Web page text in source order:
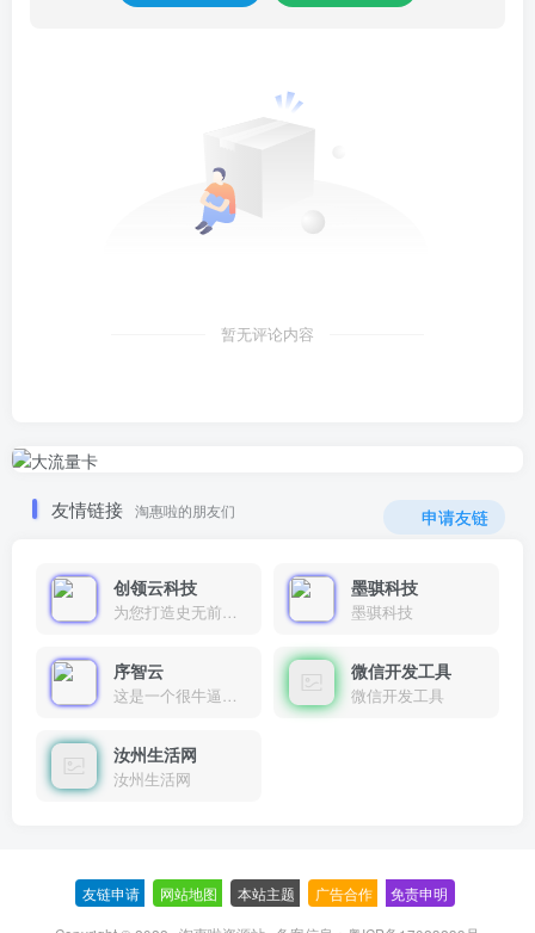
暂无评论内容
友情链接 淘惠啦的朋友们 申请友链
创领云科技
为您打造史无前例的应用产品带您认识新时代产品的创新
墨骐科技
墨骐科技
序智云
这是一个很牛逼的开发者，要开发找他准行！
微信开发工具
微信开发工具
汝州生活网
汝州生活网
友链申请 网站地图 本站主题 广告合作 免责申明